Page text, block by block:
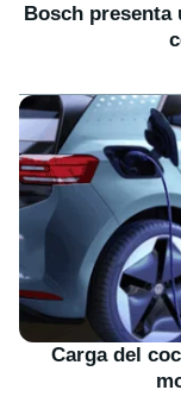
Bosch
Carga del